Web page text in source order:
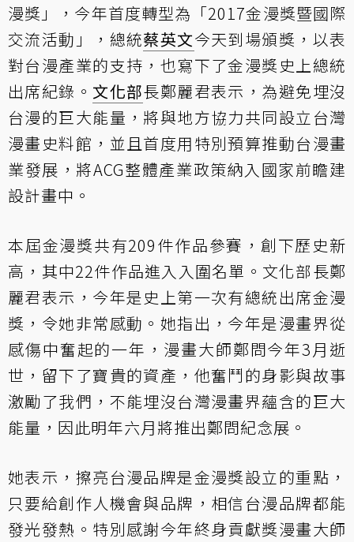
漫獎」，今年首度轉型為「2017金漫獎暨國際
交流活動」，總統蔡英文今天到場頒獎，以表
對台漫產業的支持，也寫下了金漫獎史上總統
出席紀錄。 文化部長鄭麗君表示，為避免埋沒
台漫的巨大能量，將與地方協力共同設立台灣
漫畫史料館，並且首度用特別預算推動台漫畫
業發展，將ACG整體產業政策納入國家前瞻建
設計畫中。
本屆金漫獎共有209件作品參賽，創下歷史新
高，其中22件作品進入入圍名單。文化部長鄭
麗君表示，今年是史上第一次有總統出席金漫
獎，令她非常感動。她指出，今年是漫畫界從
感傷中奮起的一年，漫畫大師鄭問今年3月逝
世，留下了寶貴的資產，他奮鬥的身影與故事
激勵了我們，不能埋沒台灣漫畫界蘊含的巨大
能量，因此明年六月將推出鄭問紀念展。
她表示，擦亮台漫品牌是金漫獎設立的重點，
只要給創作人機會與品牌，相信台漫品牌都能
發光發熱。特別感謝今年終身貢獻獎漫畫大師